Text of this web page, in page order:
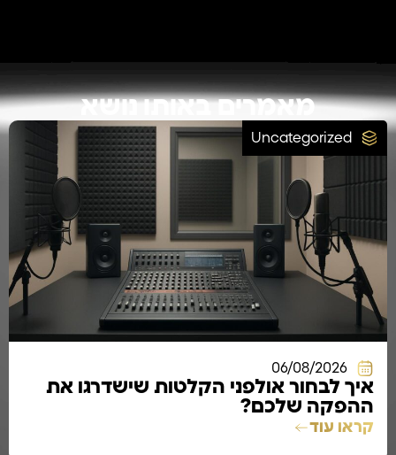
מאמרים באותו נושא
Uncategorized
06/08/2026
איך לבחור אולפני הקלטות שישדרגו את
ההפקה שלכם?
קראו עוד